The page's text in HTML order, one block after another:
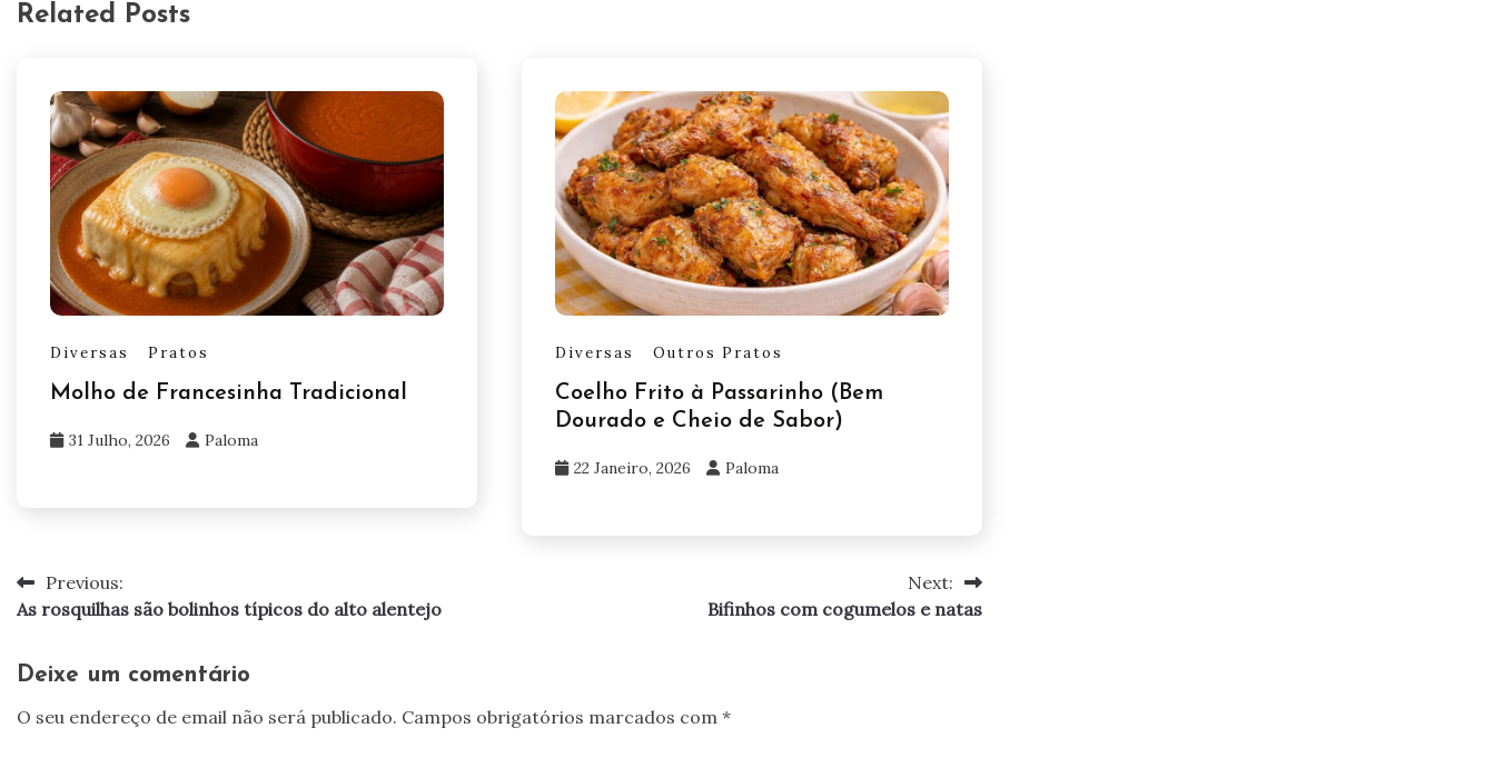
Related Posts
Diversas Pratos
Molho de Francesinha Tradicional
31 Julho, 2026 Paloma
Diversas Outros Pratos
Coelho Frito à Passarinho (Bem
Dourado e Cheio de Sabor)
22 Janeiro, 2026 Paloma
Navegação
artigos
Previous:
As rosquilhas são bolinhos típicos do alto alentejo
Next:
Bifinhos com cogumelos e natas
Deixe um comentário
O seu endereço de email não será publicado. Campos obrigatórios marcados com *